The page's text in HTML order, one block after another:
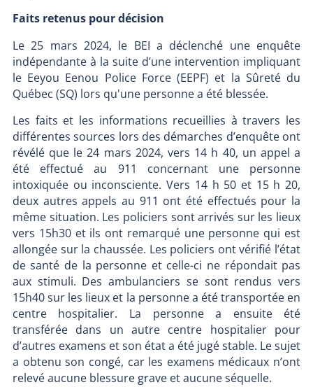
Faits retenus pour décision
Le 25 mars 2024, le BEI a déclenché une enquête
indépendante à la suite d’une intervention impliquant
le Eeyou Eenou Police Force (EEPF) et la Sûreté du
Québec (SQ) lors qu'une personne a été blessée.
Les faits et les informations recueillies à travers les
différentes sources lors des démarches d’enquête ont
révélé que le 24 mars 2024, vers 14 h 40, un appel a
été effectué au 911 concernant une personne
intoxiquée ou inconsciente. Vers 14 h 50 et 15 h 20,
deux autres appels au 911 ont été effectués pour la
même situation. Les policiers sont arrivés sur les lieux
vers 15h30 et ils ont remarqué une personne qui est
allongée sur la chaussée. Les policiers ont vérifié l’état
de santé de la personne et celle-ci ne répondait pas
aux stimuli. Des ambulanciers se sont rendus vers
15h40 sur les lieux et la personne a été transportée en
centre hospitalier. La personne a ensuite été
transférée dans un autre centre hospitalier pour
d’autres examens et son état a été jugé stable. Le sujet
a obtenu son congé, car les examens médicaux n’ont
relevé aucune blessure grave et aucune séquelle.